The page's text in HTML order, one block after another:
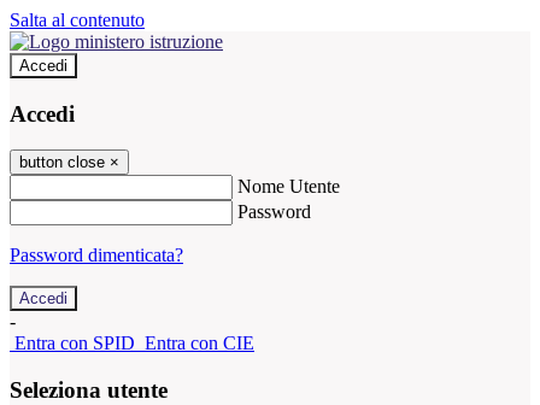
Salta al contenuto
Accedi
Accedi
button close ×
Nome Utente
Password
Password dimenticata?
-
Entra con SPID Entra con CIE
Seleziona utente